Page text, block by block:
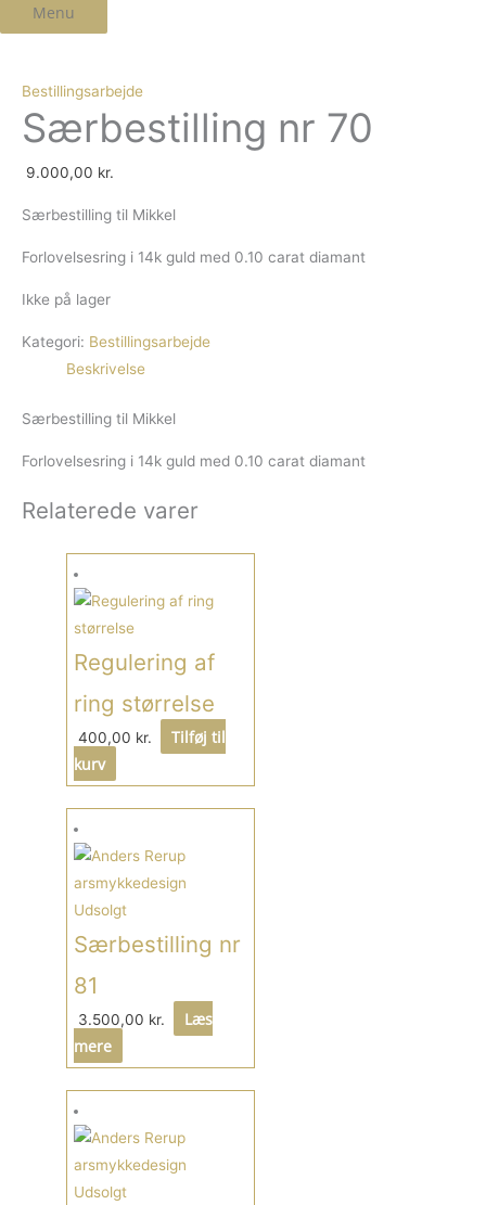
Menu
Bestillingsarbejde
Særbestilling nr 70
9.000,00 kr.
Særbestilling til Mikkel
Forlovelsesring i 14k guld med 0.10 carat diamant
Ikke på lager
Kategori: Bestillingsarbejde
Beskrivelse
Særbestilling til Mikkel
Forlovelsesring i 14k guld med 0.10 carat diamant
Relaterede varer
Regulering af
ring størrelse
400,00 kr.
Tilføj til
kurv
Udsolgt
Særbestilling nr
81
3.500,00 kr.
Læs
mere
Udsolgt